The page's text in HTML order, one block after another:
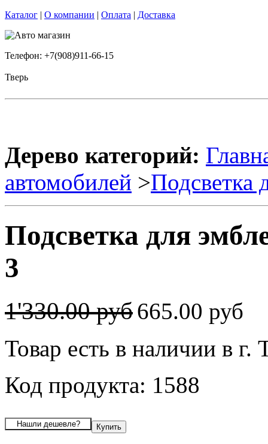
Каталог | О компании | Оплата | Доставка
Телефон: +7(908)911-66-15
Тверь
Дерево категорий:
автомобилей >Подсветка
Подсветка для
3
1'330.00 руб665.00 руб
Товар есть в наличии в г.
Код продукта: 1588